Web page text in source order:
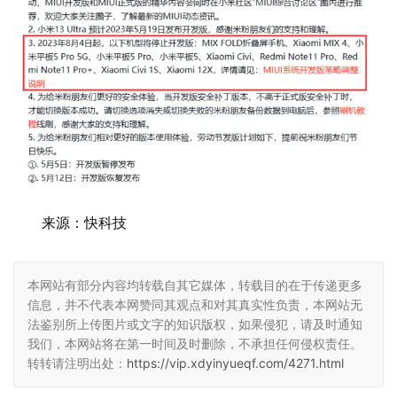
来源：快科技
本网站有部分内容均转载自其它媒体，转载目的在于传递更多
信息，并不代表本网赞同其观点和对其真实性负责，本网站无
法鉴别所上传图片或文字的知识版权，如果侵犯，请及时通知
我们，本网站将在第一时间及时删除，不承担任何侵权责任。
转转请注明出处： https://vip.xdyinyueqf.com/4271.html